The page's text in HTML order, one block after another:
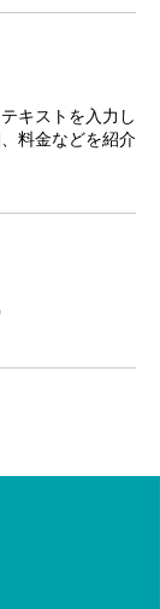
キストを入力し
料金などを紹介